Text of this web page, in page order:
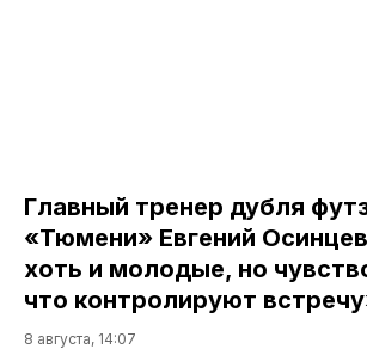
Главный тренер дубля
«Тюмени» Евгений
хоть и молодые, но
что контролируют
8 августа, 14:07